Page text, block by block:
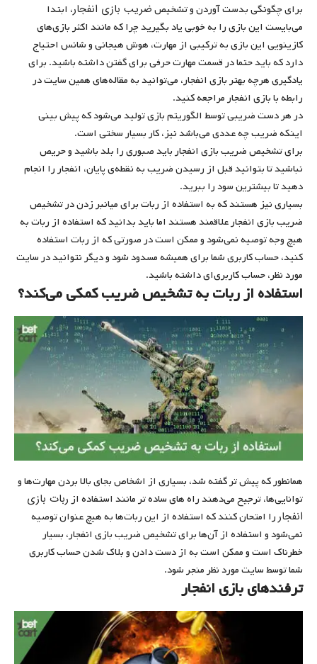
برای چگونگی بدست آوردن و تشخیصضریب بازی انفجار، ابتدا
می‌بایست این بازی را به خوبی یاد بگیرید چرا که مانند اکثر بازی‌های
کازینویی این بازی به ترکیبی از مهارت، هوش هیجانی و شانس احتیاج
دارد که باید حتما در قسمت مهارت حرفی برای گفتن داشته باشید. برای
یادگیری هرچه بهتر بازی انفجار، می‌توانید به مقاله‌های همین سایت در
رابطه با بازی انفجار مراجعه کنید.
در هر دست ضریبی توسط الگوریتم بازی تولید می‌شود که پیش بینی
اینکه ضریب چه عددی می‌باشد نیز، کار بسیار سختی است.
برای تشخیص ضریب بازی انفجار باید صبوری را بلد باشید و حریص
نباشید تا بتوانید قبل از رسیدن ضریب به نقطه‌ی پایان، انفجار را انجام
دهید تا بیشترین سود را ببرید.
بسیاری نیز هستند که به استفاده از ربات برای میانبر زدن در تشخیص
ضریب بازی انفجار علاقمند هستند اما باید بدانید که استفاده از ربات به
هیچ وجه توصیه نمی‌شود و ممکن است در صورتی که از ربات استفاده
کنید، حساب کاربری شما برای همیشه مسدود شود و دیگر نتوانید در سایت
مورد نظر، حساب کاربری‌ای داشته باشید.
استفاده از ربات به تشخیص ضریب کمکی می‌کند؟
همانطور که پیش تر گفته شد، بسیاری از اشخاص بجای بالا بردن مهارت‌ها و
توانایی‌ها، ترجیح می‌دهند راه های ساده تر مانند استفاده از ربات بازی
انفجار را امتحان کنند که استفاده از این ربات‌ها به هیچ عنوان توصیه
نمی‌شود و استفاده از آن‌ها برای تشخیص ضریب بازی انفجار، بسیار
خطرناک است و ممکن است به از دست دادن و بلاک شدن حساب کاربری
شما توسط سایت مورد نظر منجر شود.
ترفندهای بازی انفجار